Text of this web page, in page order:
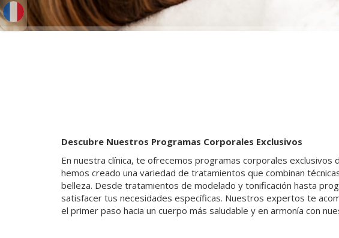
Descubre Nuestros Programas Corporales Exclusivos
En nuestra clínica, te ofrecemos programas corporales
hemos creado una variedad de tratamientos que combinan
belleza. Desde tratamientos de modelado y tonificación hasta
satisfacer tus necesidades específicas. Nuestros expertos te
el primer paso hacia un cuerpo más saludable y en armonía con